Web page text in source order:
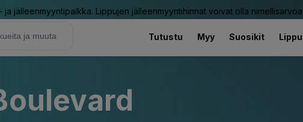
ja jälleenmyyntipaikka. Lippujen jälleenmyyntihinnat voivat olla
Tutustu Myy Suosikit